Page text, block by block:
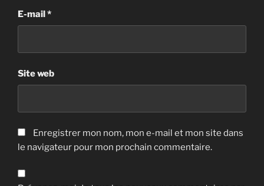
E-mail*
Site web
Enregistrer mon nom, mon e-mail et mon site dans
le navigateur pour mon prochain commentaire.